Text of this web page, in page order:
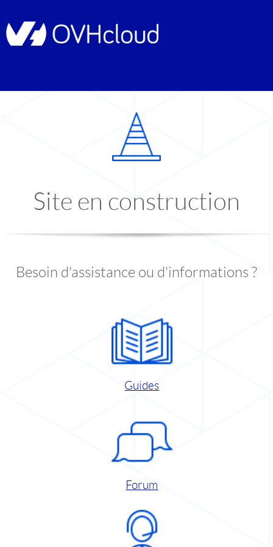
Site en construction
Besoin d'assistance ou d'informations ?
Guides
Forum